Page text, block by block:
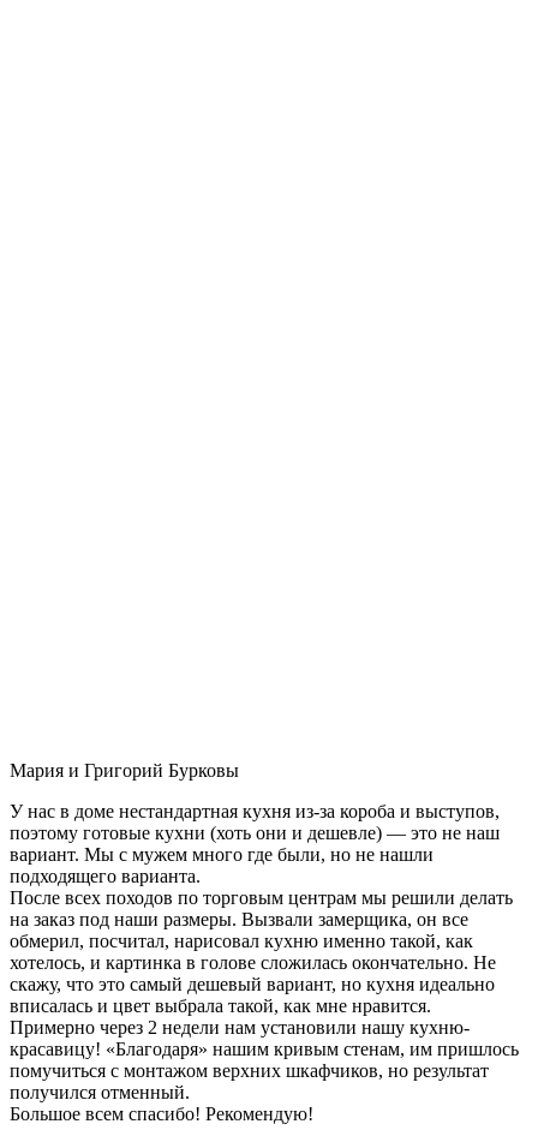
Мария и Григорий Бурковы
У нас в доме нестандартная кухня из-за короба и выступов,
поэтому готовые кухни (хоть они и дешевле) — это не наш
вариант. Мы с мужем много где были, но не нашли
подходящего варианта.
После всех походов по торговым центрам мы решили делать
на заказ под наши размеры. Вызвали замерщика, он все
обмерил, посчитал, нарисовал кухню именно такой, как
хотелось, и картинка в голове сложилась окончательно. Не
скажу, что это самый дешевый вариант, но кухня идеально
вписалась и цвет выбрала такой, как мне нравится.
Примерно через 2 недели нам установили нашу кухню-
красавицу! «Благодаря» нашим кривым стенам, им пришлось
помучиться с монтажом верхних шкафчиков, но результат
получился отменный.
Большое всем спасибо! Рекомендую!